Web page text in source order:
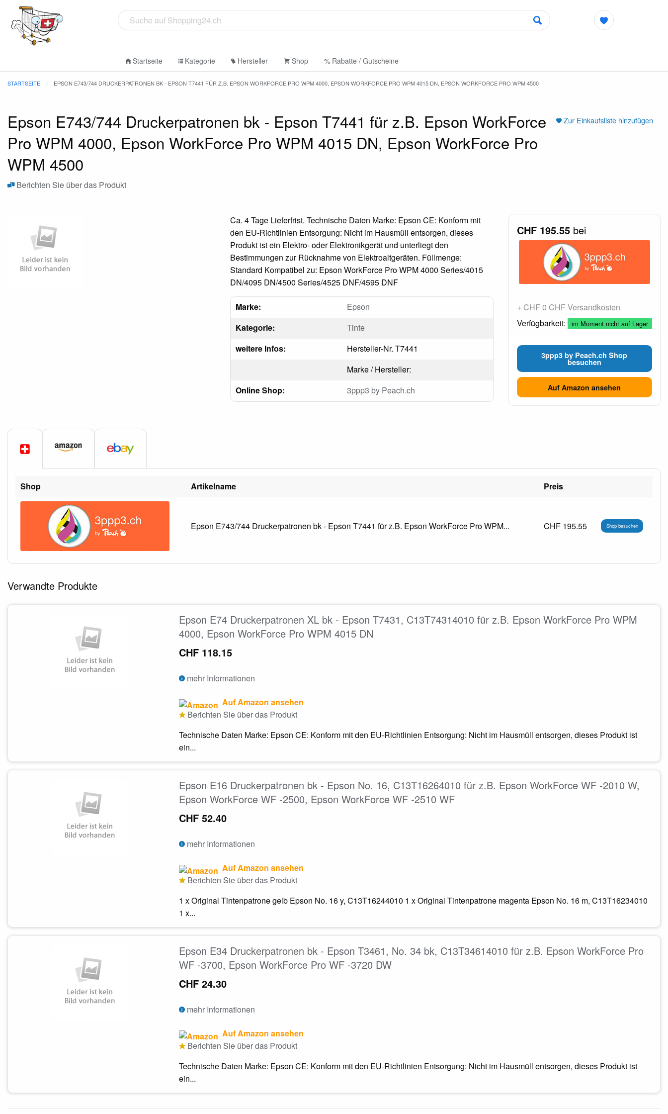
Startseite Kategorie Hersteller Shop % Rabatte / Gutscheine
STARTSEITE EPSON E743/744 DRUCKERPATRONEN BK - EPSON T7441 FÜR Z.B. EPSON WORKFORCE PRO WPM 4000, EPSON WORKFORCE PRO WPM 4015 DN, EPSON WORKFORCE PRO WPM 4500
Zur Einkaufsliste hinzufügen
Epson E743/744 Druckerpatronen bk - Epson T7441 für z.B. Epson WorkForce
Pro WPM 4000, Epson WorkForce Pro WPM 4015 DN, Epson WorkForce Pro
WPM 4500
Berichten Sie über das Produkt
Ca. 4 Tage Lieferfrist. Technische Daten Marke: Epson CE: Konform mit
den EU-Richtlinien Entsorgung: Nicht im Hausmüll entsorgen, dieses
Produkt ist ein Elektro- oder Elektronikgerät und unterliegt den
Bestimmungen zur Rücknahme von Elektroaltgeräten. Füllmenge:
Standard Kompatibel zu: Epson WorkForce Pro WPM 4000 Series/4015
DN/4095 DN/4500 Series/4525 DNF/4595 DNF
Marke:
Epson
Kategorie:
Tinte
weitere Infos:
Hersteller-Nr. T7441
Marke / Hersteller:
Online Shop:
3ppp3 by Peach.ch
CHF 195.55bei
+ CHF 0 CHF Versandkosten
Verfügbarkeit:
im Moment nicht auf Lager
3ppp3 by Peach.ch Shop
besuchen
Auf Amazon ansehen
Shop Artikelname Preis
Epson E743/744 Druckerpatronen bk - Epson T7441 für z.B. Epson WorkForce Pro WPM... CHF 195.55 Shop besuchen
Verwandte Produkte
Epson E74 Druckerpatronen XL bk - Epson T7431, C13T74314010 für z.B. Epson WorkForce Pro WPM
4000, Epson WorkForce Pro WPM 4015 DN
CHF 118.15
mehr Informationen
Auf Amazon ansehen
Berichten Sie über das Produkt
Technische Daten Marke: Epson CE: Konform mit den EU-Richtlinien Entsorgung: Nicht im Hausmüll entsorgen, dieses Produkt ist
ein...
Epson E16 Druckerpatronen bk - Epson No. 16, C13T16264010 für z.B. Epson WorkForce WF -2010 W,
Epson WorkForce WF -2500, Epson WorkForce WF -2510 WF
CHF 52.40
mehr Informationen
Auf Amazon ansehen
Berichten Sie über das Produkt
1 x Original Tintenpatrone gelb Epson No. 16 y, C13T16244010 1 x Original Tintenpatrone magenta Epson No. 16 m, C13T16234010
1 x...
Epson E34 Druckerpatronen bk - Epson T3461, No. 34 bk, C13T34614010 für z.B. Epson WorkForce Pro
WF -3700, Epson WorkForce Pro WF -3720 DW
CHF 24.30
mehr Informationen
Auf Amazon ansehen
Berichten Sie über das Produkt
Technische Daten Marke: Epson CE: Konform mit den EU-Richtlinien Entsorgung: Nicht im Hausmüll entsorgen, dieses Produkt ist
ein...